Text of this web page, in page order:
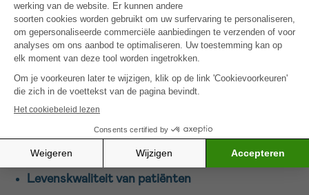
met roken.
Onderzoek biedt hoop
Dankzij het programma Beating Cancer Together
financiert Stichting tegen Kanker onderzoek naar:
Gerichte therapieën
Immunotherapie
Vroege opsporing
Levenskwaliteit van patiënten